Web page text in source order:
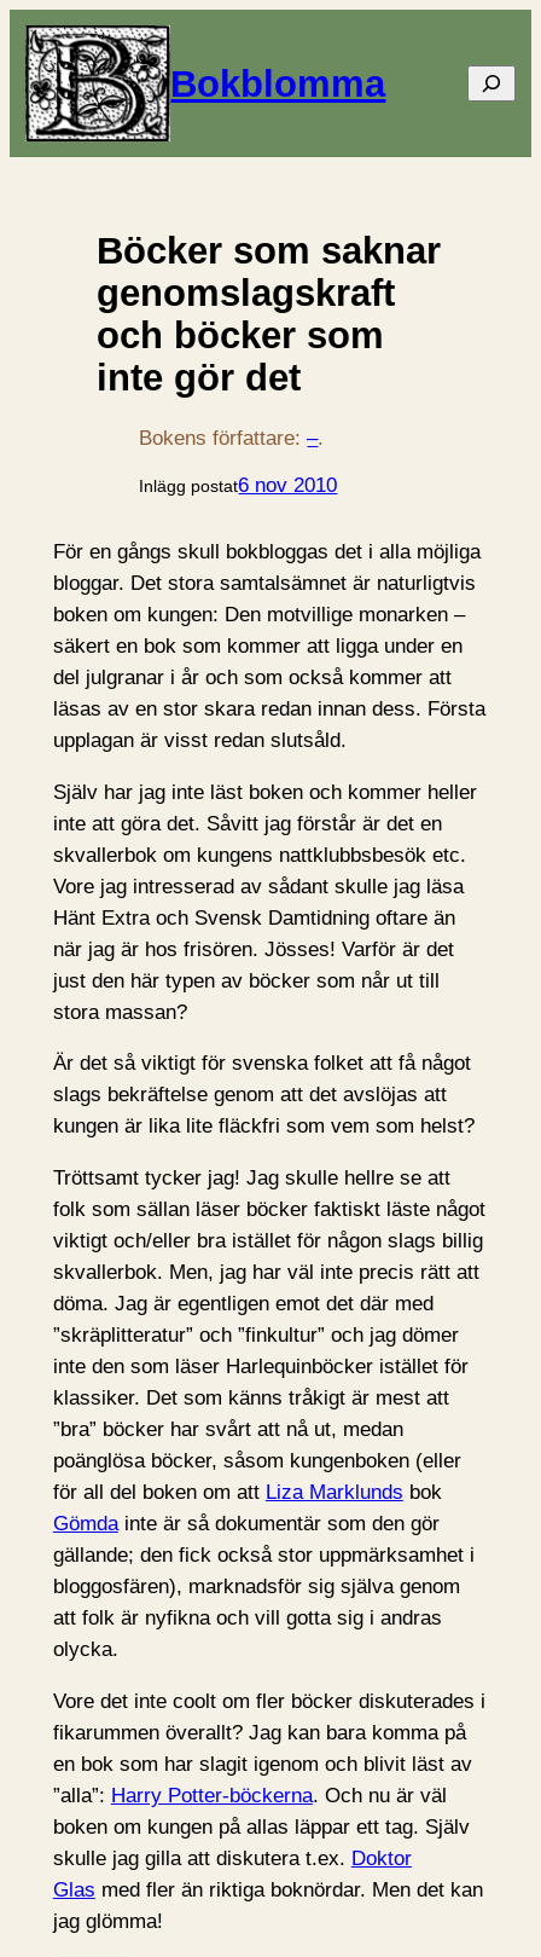
Bokblomma Sök
Böcker som saknar
genomslagskraft
och böcker som
inte gör det
Bokens författare:–.
Inlägg postat6 nov 2010
För en gångs skull bokbloggas det i alla möjliga
bloggar. Det stora samtalsämnet är naturligtvis
boken om kungen: Den motvillige monarken –
säkert en bok som kommer att ligga under en
del julgranar i år och som också kommer att
läsas av en stor skara redan innan dess. Första
upplagan är visst redan slutsåld.
Själv har jag inte läst boken och kommer heller
inte att göra det. Såvitt jag förstår är det en
skvallerbok om kungens nattklubbsbesök etc.
Vore jag intresserad av sådant skulle jag läsa
Hänt Extra och Svensk Damtidning oftare än
när jag är hos frisören. Jösses! Varför är det
just den här typen av böcker som når ut till
stora massan?
Är det så viktigt för svenska folket att få något
slags bekräftelse genom att det avslöjas att
kungen är lika lite fläckfri som vem som helst?
Tröttsamt tycker jag! Jag skulle hellre se att
folk som sällan läser böcker faktiskt läste något
viktigt och/eller bra istället för någon slags billig
skvallerbok. Men, jag har väl inte precis rätt att
döma. Jag är egentligen emot det där med
”skräplitteratur” och ”finkultur” och jag dömer
inte den som läser Harlequinböcker istället för
klassiker. Det som känns tråkigt är mest att
”bra” böcker har svårt att nå ut, medan
poänglösa böcker, såsom kungenboken (eller
för all del boken om att Liza Marklunds bok
Gömdainte är så dokumentär som den gör
gällande; den fick också stor uppmärksamhet i
bloggosfären), marknadsför sig själva genom
att folk är nyfikna och vill gotta sig i andras
olycka.
Vore det inte coolt om fler böcker diskuterades i
fikarummen överallt? Jag kan bara komma på
en bok som har slagit igenom och blivit läst av
”alla”: Harry Potter-böckerna. Och nu är väl
boken om kungen på allas läppar ett tag. Själv
skulle jag gilla att diskutera t.ex. Doktor
Glas med fler än riktiga boknördar. Men det kan
jag glömma!